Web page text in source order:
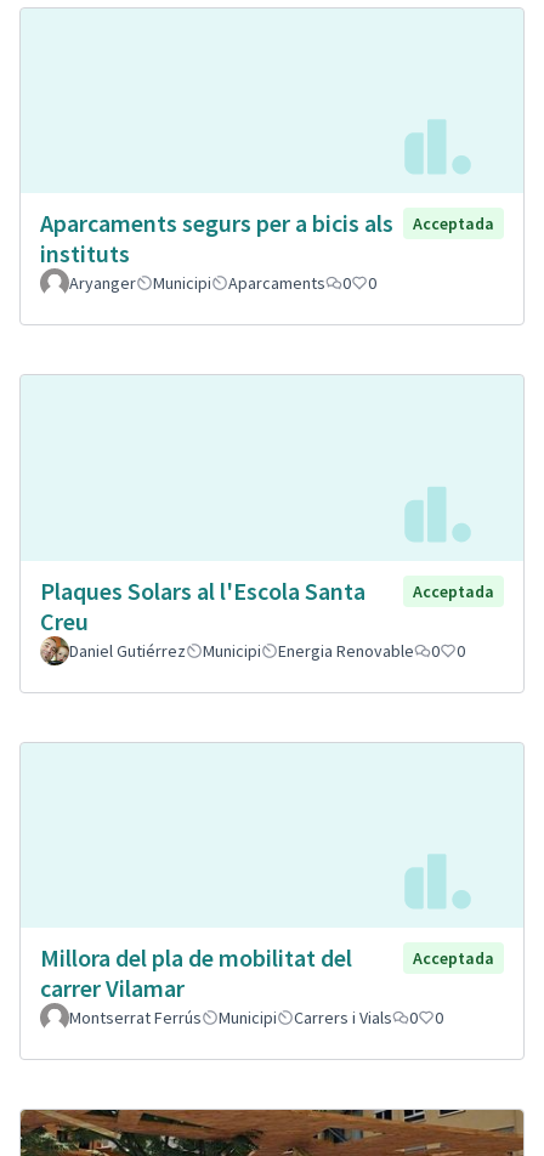
Aparcaments segurs per a bicis als
instituts
Acceptada
Aryanger Municipi Aparcaments 0 0
Plaques Solars al l'Escola Santa
Creu
Acceptada
Daniel Gutiérrez Municipi Energia Renovable 0 0
Millora del pla de mobilitat del
carrer Vilamar
Acceptada
Montserrat Ferrús Municipi Carrers i Vials 0 0